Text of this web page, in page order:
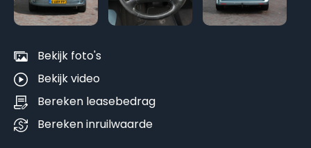
Bekijk foto's
Bekijk video
Bereken leasebedrag
Bereken inruilwaarde